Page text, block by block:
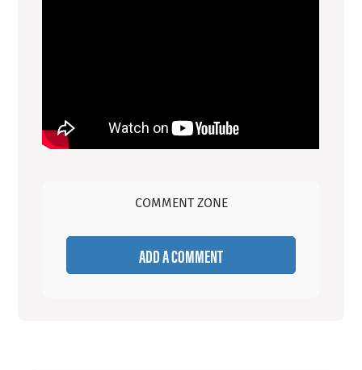
COMMENT ZONE
ADD A COMMENT